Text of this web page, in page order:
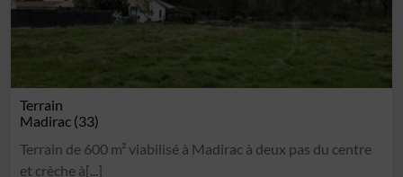
Terrain
Madirac (33)
Terrain de 600 m² viabilisé à Madirac à deux pas du centre
et crèche à[...]